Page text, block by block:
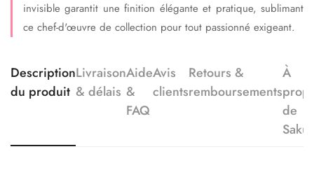
invisible garantit une finition élégante et pratique, sublimant
ce chef-d'œuvre de collection pour tout passionné exigeant.
Description
du produit
Livraison
& délais
Aide
&
FAQ
Avis
clients
Retours &
remboursements
À
de